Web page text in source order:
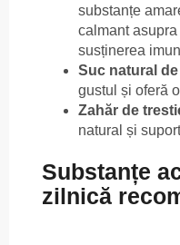
substanțe
calmant
susținerea
Suc natural
gustul și oferă
Zahăr de
natural și
Substanțe
zilnică